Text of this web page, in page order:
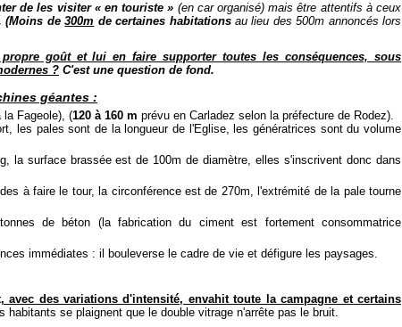
de les visiter « en touriste » (en car organisé) mais être attentifs à ceux
(Moins de300m de certaines habitationsau lieu des 500m annoncés lors
goût et lui en faire supporter toutes les conséquences, sous
? C'est une question de fond.
géantes :
la Fageole), (120 à 160 m prévu en Carladez selon la préfecture de Rodez).
les pales sont de la longueur de l'Eglise, les génératrices sont du volume
la surface brassée est de 100m de diamètre, elles s'inscrivent donc dans
à faire le tour, la circonférence est de 270m, l'extrémité de la pale tourne
de béton (la fabrication du ciment est fortement consommatrice
immédiates : il bouleverse le cadre de vie et défigure les paysages.
avec des variations d'intensité, envahit toute la campagne et certains
habitants se plaignent que le double vitrage n'arrête pas le bruit.